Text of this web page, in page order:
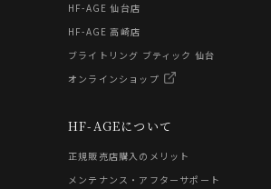
HF-AGEについて
正規販売店購入のメリット
メンテナンス・アフターサポート
HF-AGE 仙台店
HF-AGE 高崎店
ブライトリング ブティック 仙台
オンラインショップ